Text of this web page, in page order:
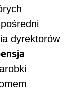
dyrektorów